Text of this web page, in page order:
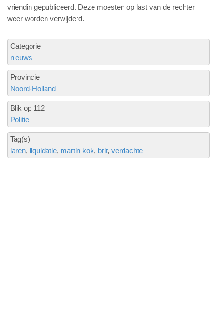
vriendin gepubliceerd. Deze moesten op last van de rechter
weer worden verwijderd.
Categorie
nieuws
Provincie
Noord-Holland
Blik op 112
Politie
Tag(s)
laren liquidatie martin kok brit verdachte